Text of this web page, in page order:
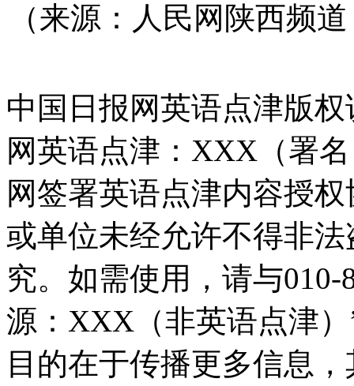
（来源：人民网陕西频
中国日报网英语点津版
网英语点津：XXX（署
网签署英语点津内容授
或单位未经允许不得非
究。如需使用，请与010-
源：XXX（非英语点津
目的在于传播更多信息